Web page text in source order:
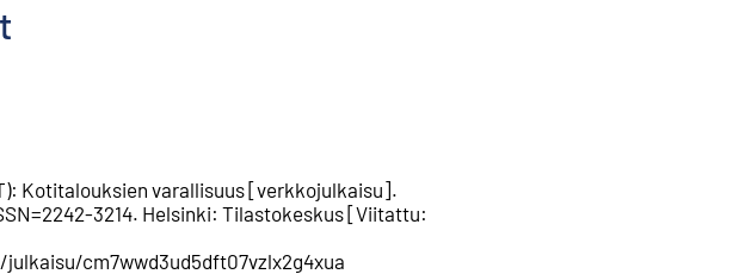
: Kotitalouksien varallisuus[verkkojulkaisu].
2242-3214. Helsinki: Tilastokeskus[Viitattu:
cm7wwd3ud5dft07vzlx2g4xua